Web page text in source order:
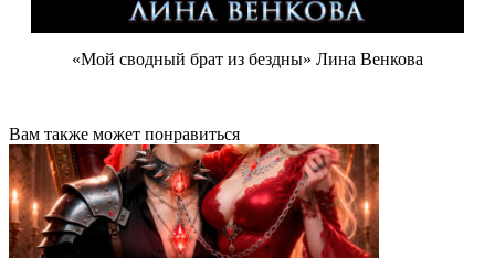
«Мой сводный брат из бездны» Лина Венкова
Вам также может понравиться